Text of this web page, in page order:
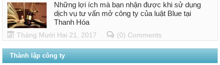
Những lợi ích mà bạn nhận được khi sử dụng
dịch vụ tư vấn mở công ty của luật Blue tại
Thanh Hóa
Tháng Mười Hai 21, 2017 (0) Comments
Thành lập công ty